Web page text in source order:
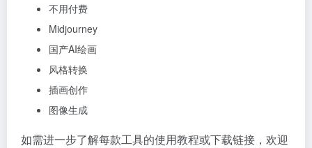
不用付费
Midjourney
国产AI绘画
风格转换
插画创作
图像生成
如需进一步了解每款工具的使用教程或下载链接，欢迎